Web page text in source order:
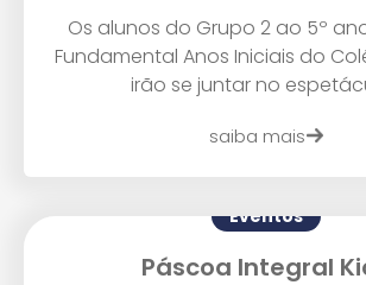
Os alunos do Grupo 2 ao 5º
Fundamental Anos Iniciais do
irão se juntar no
saiba mais
Eventos
Páscoa Integral